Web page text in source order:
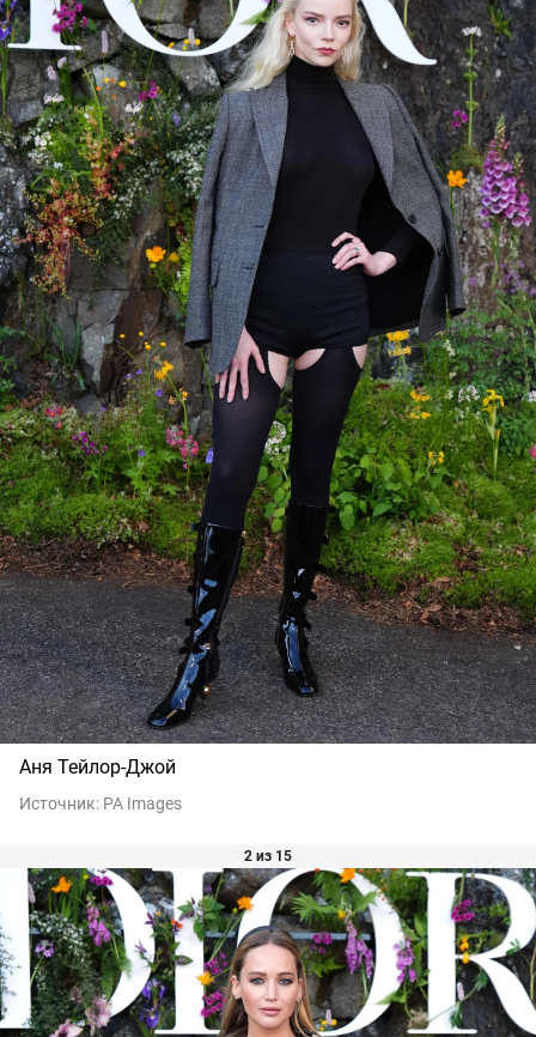
Аня Тейлор-Джой
Источник: PA Images
2 из 15